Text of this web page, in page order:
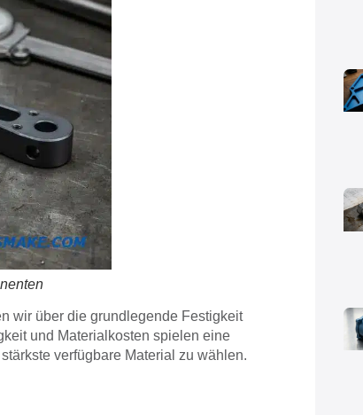
wir über die grundlegende Festigkeit
und Materialkosten spielen eine
verfügbare Material zu wählen.